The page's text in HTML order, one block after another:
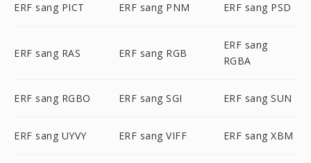
ERF sang PICT ERF sang PNM ERF sang PSD
ERF sang RAS ERF sang RGB
ERF sang
RGBA
ERF sang RGBO ERF sang SGI ERF sang SUN
ERF sang UYVY ERF sang VIFF ERF sang XBM